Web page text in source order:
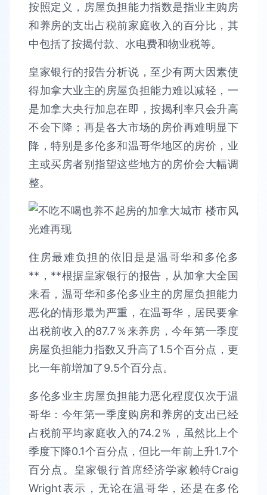
按照定义，房屋负担能力指数是指业主购房
和养房的支出占税前家庭收入的百分比，其
中包括了按揭付款、水电费和物业税等。
皇家银行的报告分析说，至少有两大因素使
得加拿大业主的房屋负担能力难以减轻，一
是加拿大央行加息在即，按揭利率只会升高
不会下降；再是各大市场的房价再难明显下
降，特别是多伦多和温哥华地区的房价，业
主或买房者别指望这些地方的房价会大幅调
整。
住房最难负担的依旧是是温哥华和多伦多
**，**根据皇家银行的报告，从加拿大全国
来看，温哥华和多伦多业主的房屋负担能力
恶化的情形最为严重，在温哥华，居民要拿
出税前收入的87.7％来养房，今年第一季度
房屋负担能力指数又升高了1.5个百分点，更
比一年前增加了9.5个百分点。
多伦多业主房屋负担能力恶化程度仅次于温
哥华：今年第一季度购房和养房的支出已经
占税前平均家庭收入的74.2％，虽然比上个
季度下降0.1个百分点，但比一年前上升1.7个
百分点。皇家银行首席经济学家赖特Craig
Wright表示，无论在温哥华，还是在多伦